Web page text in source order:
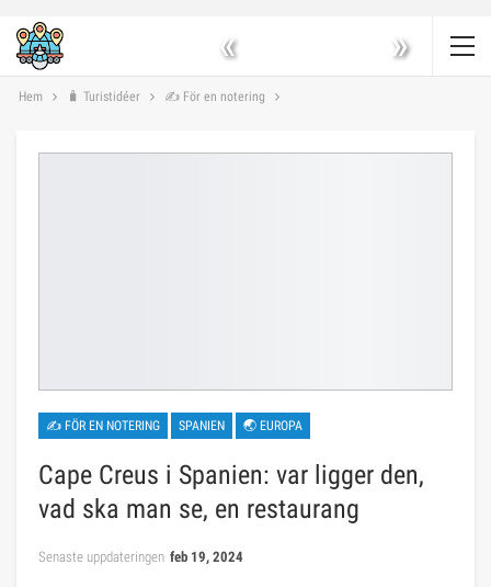
« »
Hem 🧳 Turistidéer ✍ För en notering
✍ FÖR EN NOTERING SPANIEN 🌏 EUROPA
Cape Creus i Spanien: var ligger den,
vad ska man se, en restaurang
Senaste uppdateringen feb 19, 2024